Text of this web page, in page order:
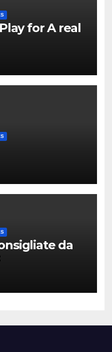
for A real
da
gennaio